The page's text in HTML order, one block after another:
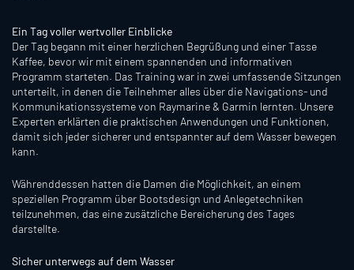
Ein Tag voller wertvoller Einblicke
Der Tag begann mit einer herzlichen Begrüßung und einer Tasse
Kaffee, bevor wir mit einem spannenden und informativen
Programm starteten. Das Training war in zwei umfassende Sitzungen
unterteilt, in denen die Teilnehmer alles über die Navigations- und
Kommunikationssysteme von Raymarine & Garmin lernten. Unsere
Experten erklärten die praktischen Anwendungen und Funktionen,
damit sich jeder sicherer und entspannter auf dem Wasser bewegen
kann.
Währenddessen hatten die Damen die Möglichkeit, an einem
speziellen Programm über Bootsdesign und Anlegetechniken
teilzunehmen, das eine zusätzliche Bereicherung des Tages
darstellte.
Sicher unterwegs auf dem Wasser